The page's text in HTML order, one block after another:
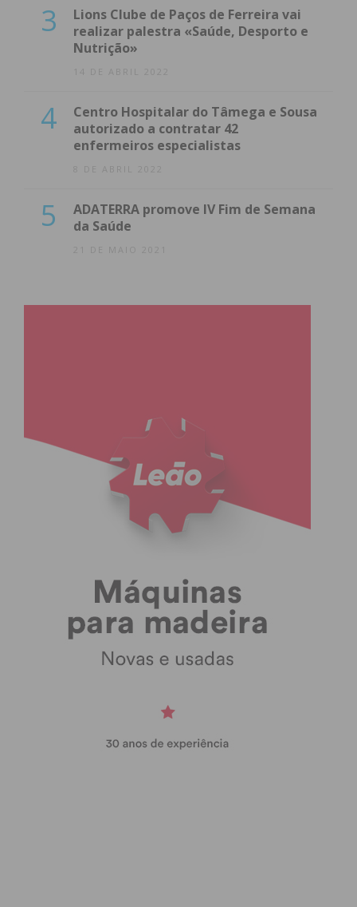
3
Lions Clube de Paços de Ferreira vai
realizar palestra «Saúde, Desporto e
Nutrição»
14 DE ABRIL 2022
4
Centro Hospitalar do Tâmega e Sousa
autorizado a contratar 42
enfermeiros especialistas
8 DE ABRIL 2022
5
ADATERRA promove IV Fim de Semana
da Saúde
21 DE MAIO 2021